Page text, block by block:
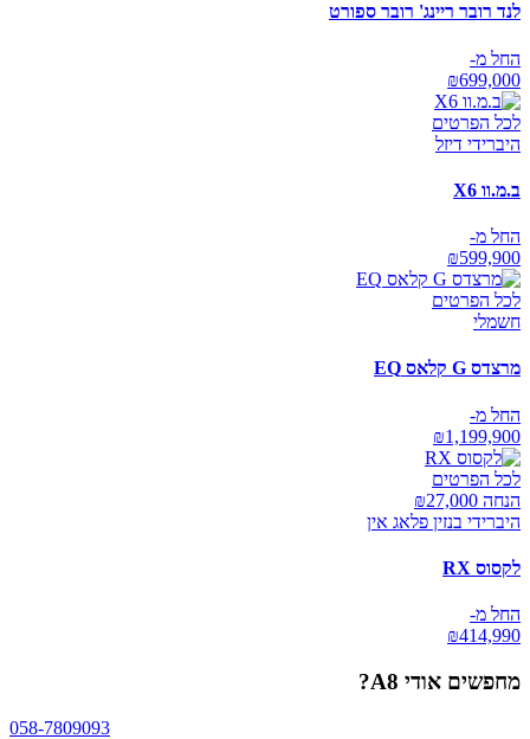
לנד רובר ריינג' רובר ספורט
החל מ-
₪699,000
לכל הפרטים
היברידי דיזל
ב.מ.וו X6
החל מ-
₪599,900
לכל הפרטים
חשמלי
מרצדס G קלאס EQ
החל מ-
₪1,199,900
לכל הפרטים
הנחה ₪ 27,000
היברידי בנזין פלאג אין
לקסוס RX
החל מ-
₪414,990
מחפשים אודי A8 ?
058-7809093